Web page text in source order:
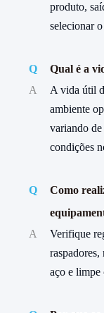
produto,
selecionar
Q
Qual é a
A
A vida útil
ambiente
variando de
condições
Q
Como
A
Verifique
aço e limpe